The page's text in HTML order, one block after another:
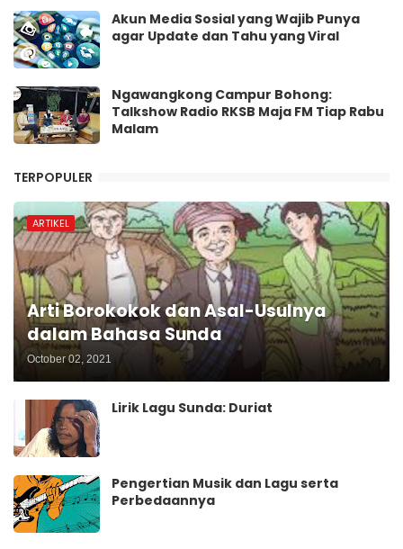
Akun Media Sosial yang Wajib Punya
agar Update dan Tahu yang Viral
Ngawangkong Campur Bohong:
Talkshow Radio RKSB Maja FM Tiap Rabu
Malam
TERPOPULER
ARTIKEL
Arti Borokokok dan Asal-Usulnya
dalam Bahasa Sunda
October 02, 2021
Lirik Lagu Sunda: Duriat
Pengertian Musik dan Lagu serta
Perbedaannya